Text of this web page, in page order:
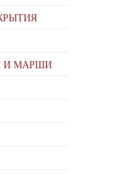
И МАРШИ